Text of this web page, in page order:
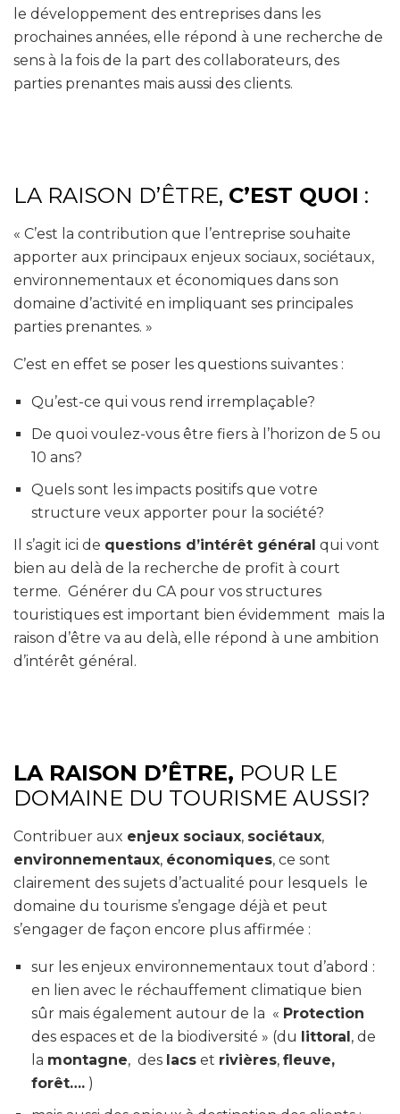
le développement des entreprises dans les
prochaines années, elle répond à une recherche de
sens à la fois de la part des collaborateurs, des
parties prenantes mais aussi des clients.
LA RAISON D’ÊTRE, C’EST QUOI :
« C’est la contribution que l’entreprise souhaite
apporter aux principaux enjeux sociaux, sociétaux,
environnementaux et économiques dans son
domaine d’activité en impliquant ses principales
parties prenantes. »
C’est en effet se poser les questions suivantes :
Qu’est-ce qui vous rend irremplaçable?
De quoi voulez-vous être fiers à l’horizon de 5 ou
10 ans?
Quels sont les impacts positifs que votre
structure veux apporter pour la société?
Il s’agit ici de questions d’intérêt général qui vont
bien au delà de la recherche de profit à court
terme. Générer du CA pour vos structures
touristiques est important bien évidemment mais la
raison d’être va au delà, elle répond à une ambition
d’intérêt général.
LA RAISON D’ÊTRE, POUR LE
DOMAINE DU TOURISME AUSSI?
Contribuer aux enjeux sociaux, sociétaux,
environnementaux, économiques, ce sont
clairement des sujets d’actualité pour lesquels le
domaine du tourisme s’engage déjà et peut
s’engager de façon encore plus affirmée :
sur les enjeux environnementaux tout d’abord :
en lien avec le réchauffement climatique bien
sûr mais également autour de la « Protection
des espaces et de la biodiversité » (du littoral, de
la montagne, des lacs et rivières, fleuve,
forêt…. )